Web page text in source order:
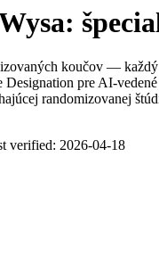
koučov —
pre AI-
randomizovanej
verified: 2026-04-18